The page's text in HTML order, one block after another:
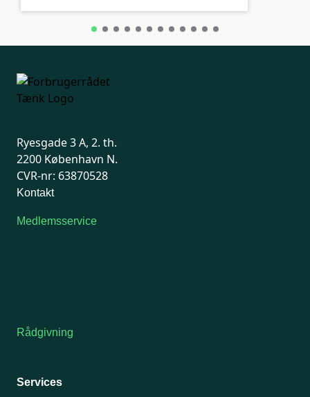
Ryesgade 3 A, 2. th.
2200 København N.
CVR-nr: 63870528
Kontakt
Medlemsservice
Rådgivning
Services